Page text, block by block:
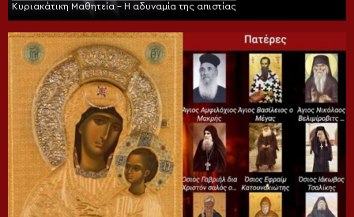
Κυριακάτικη Μαθητεία – Η αδυναμία της απιστίας